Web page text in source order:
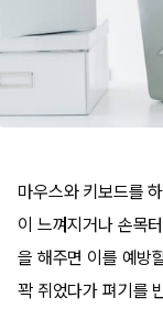
마우스와 키보드를
이 느껴지거나 손목
을 해주면 이를 예방
꽉 쥐었다가 펴기를